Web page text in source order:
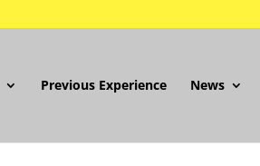
Previous Experience News